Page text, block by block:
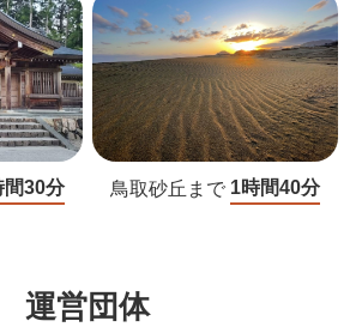
間30分 鳥取砂丘まで 1時間40分
運営団体